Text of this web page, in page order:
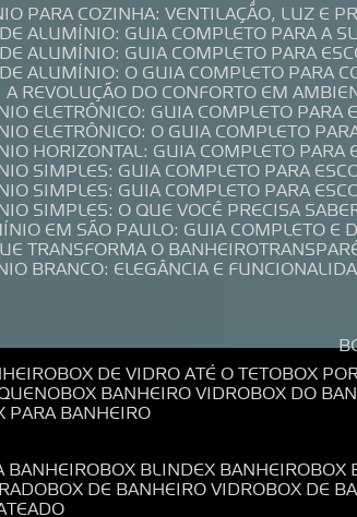
PARA COZINHA: VENTILAÇÃO, LUZ E
ALUMÍNIO: GUIA COMPLETO PARA A
ALUMÍNIO: GUIA COMPLETO PARA
ALUMÍNIO: O GUIA COMPLETO PARA
A REVOLUÇÃO DO CONFORTO EM
ELETRÔNICO: GUIA COMPLETO PARA
ELETRÔNICO: O GUIA COMPLETO
HORIZONTAL: GUIA COMPLETO PARA
SIMPLES: GUIA COMPLETO PARA
SIMPLES: GUIA COMPLETO PARA
SIMPLES: O QUE VOCÊ PRECISA
EM SÃO PAULO: GUIA COMPLETO E
TRANSFORMA O BANHEIRO
BRANCO: ELEGÂNCIA E
BOX DE VIDRO ATÉ O TETO BOX
BOX BANHEIRO VIDRO BOX DO
PARA BANHEIRO
BANHEIRO BOX BLINDEX BANHEIRO
BOX DE BANHEIRO VIDRO BOX DE